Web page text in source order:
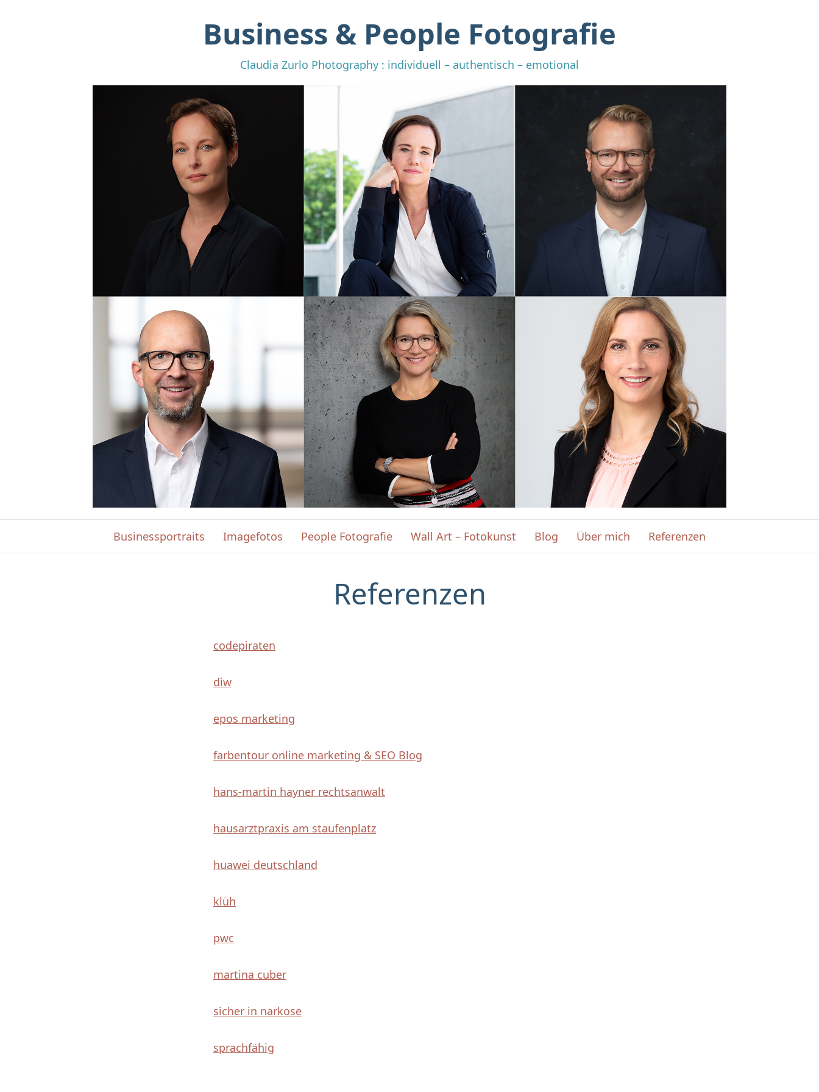
Business & People Fotografie
Claudia Zurlo Photography : individuell – authentisch – emotional
Businessportraits Imagefotos People Fotografie Wall Art – Fotokunst Blog Über mich Referenzen
Referenzen
codepiraten
diw
epos marketing
farbentour online marketing & SEO Blog
hans-martin hayner rechtsanwalt
hausarztpraxis am staufenplatz
huawei deutschland
klüh
pwc
martina cuber
sicher in narkose
sprachfähig